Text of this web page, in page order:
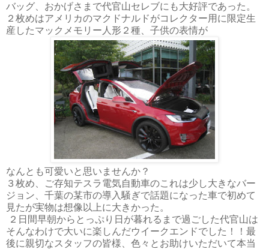
バッグ、おかげさまで代官山セレブにも大好評であった。
２枚めはアメリカのマクドナルドがコレクター用に限定生
産したマックメモリー人形２種、子供の表情が
なんとも可愛いと思いませんか？
３枚め、ご存知テスラ電気自動車のこれは少し大きなバー
ジョン、千葉の某市の導入騒ぎで話題になった車で初めて
見たが実物は想像以上に大きかった。
２日間早朝からとっぷり日が暮れるまで過ごした代官山は
そんなわけで大いに楽しんだウイークエンドでした！！最
後に親切なスタッフの皆様、色々とお助けいただいて本当